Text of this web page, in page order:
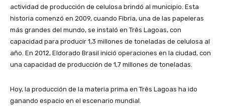
actividad de producción de celulosa brindó al municipio. Esta
historia comenzó en 2009, cuando Fibria, una de las papeleras
más grandes del mundo, se instaló en Três Lagoas, con
capacidad para producir 1,3 millones de toneladas de celulosa al
año. En 2012, Eldorado Brasil inició operaciones en la ciudad, con
una capacidad de producción de 1,7 millones de toneladas.
Hoy, la producción de la materia prima en Três Lagoas ha ido
ganando espacio en el escenario mundial.